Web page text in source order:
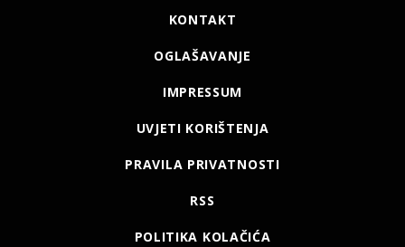
KONTAKT
OGLAŠAVANJE
IMPRESSUM
UVJETI KORIŠTENJA
PRAVILA PRIVATNOSTI
RSS
POLITIKA KOLAČIĆA